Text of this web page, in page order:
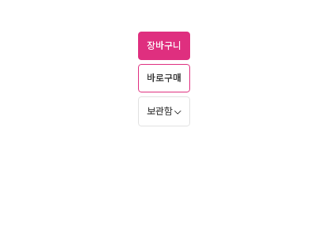
장바구니
바로구매
보관함